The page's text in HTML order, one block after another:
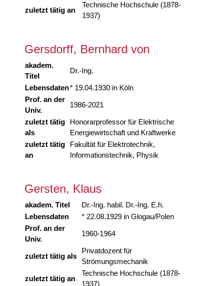
zuletzt tätig an
Technische Hochschule (1878-
1937)
Gersdorff, Bernhard von
akadem.
Titel
Dr.-Ing.
Lebensdaten* 19.04.1930 in Köln
Prof. an der
Univ.
1986-2021
zuletzt tätig
als
Honorarprofessor für Elektrische
Energiewirtschaft und Kraftwerke
zuletzt tätig
an
Fakultät für Elektrotechnik,
Informationstechnik, Physik
Gersten, Klaus
akadem. Titel
Dr.-Ing. habil. Dr.-Ing. E.h.
Lebensdaten
* 22.08.1929 in Glogau/Polen
Prof. an der
Univ.
1960-1964
zuletzt tätig als
Privatdozent für
Strömungsmechanik
zuletzt tätig an
Technische Hochschule (1878-
1937)